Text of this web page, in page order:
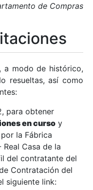
de Compras
a modo de histórico,
resueltas, así como
para obtener
en curso y
la Fábrica
Casa de la
del contratante del
Contratación del
siguiente link: